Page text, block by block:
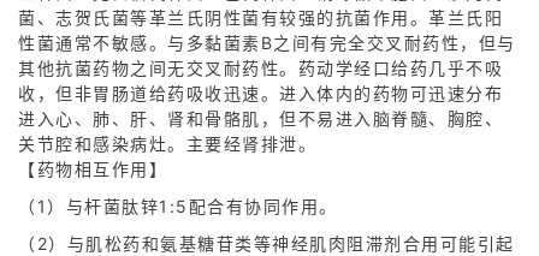
菌、志贺氏菌等革兰氏阴性菌有较强的抗菌作用。革兰氏阳
性菌通常不敏感。与多黏菌素B之间有完全交叉耐药性，但与
其他抗菌药物之间无交叉耐药性。 药动学经口给药几乎不吸
收，但非胃肠道给药吸收迅速。进入体内的药物可迅速分布
进入心、肺、肝、肾和骨骼肌，但不易进入脑脊髓、胸腔、
关节腔和感染病灶。主要经肾排泄。
【药物相互作用】
（1）与杆菌肽锌1:5配合有协同作用。
（2）与肌松药和氨基糖苷类等神经肌肉阻滞剂合用可能引起